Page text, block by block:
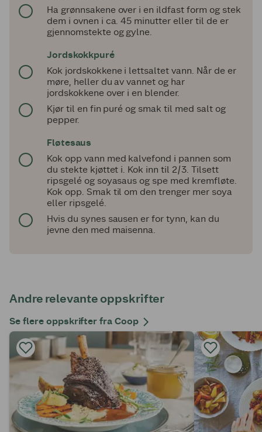
Ha grønnsakene over i en ildfast form og stek
dem i ovnen i ca. 45 minutter eller til de er
gjennomstekte og gylne.
Jordskokkpuré
Kok jordskokkene i lettsaltet vann. Når de er
møre, heller du av vannet og har
jordskokkene over i en blender.
Kjør til en fin puré og smak til med salt og
pepper.
Fløtesaus
Kok opp vann med kalvefond i pannen som
du stekte kjøttet i. Kok inn til 2/3. Tilsett
ripsgelé og soyasaus og spe med kremfløte.
Kok opp. Smak til om den trenger mer soya
eller ripsgelé.
Hvis du synes sausen er for tynn, kan du
jevne den med maisenna.
Andre relevante oppskrifter
Se flere oppskrifter fra Coop